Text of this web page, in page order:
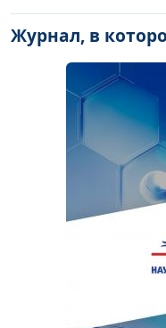
Журнал, в